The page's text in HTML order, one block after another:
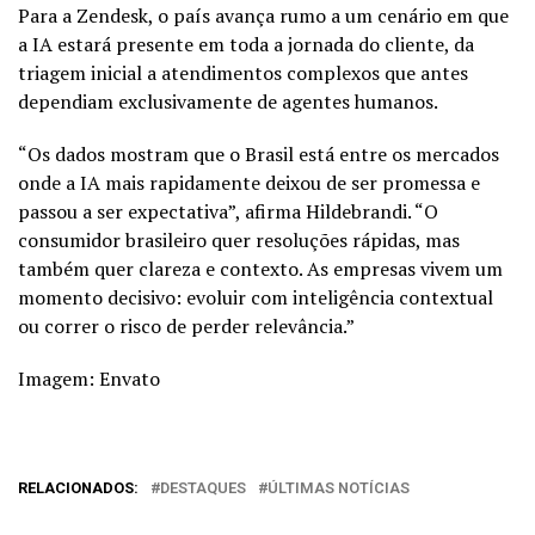
Para a Zendesk, o país avança rumo a um cenário em que
a IA estará presente em toda a jornada do cliente, da
triagem inicial a atendimentos complexos que antes
dependiam exclusivamente de agentes humanos.
“Os dados mostram que o Brasil está entre os mercados
onde a IA mais rapidamente deixou de ser promessa e
passou a ser expectativa”, afirma Hildebrandi. “O
consumidor brasileiro quer resoluções rápidas, mas
também quer clareza e contexto. As empresas vivem um
momento decisivo: evoluir com inteligência contextual
ou correr o risco de perder relevância.”
Imagem: Envato
RELACIONADOS: DESTAQUES ÚLTIMAS NOTÍCIAS